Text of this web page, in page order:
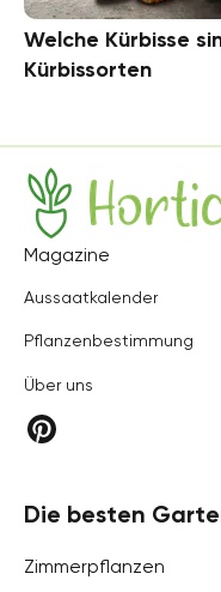
Welche Kürbisse
Kürbissorten
Hortica
Magazine
Aussaatkalender
Pflanzenbestimmung
Über uns
Die besten
Zimmerpflanzen